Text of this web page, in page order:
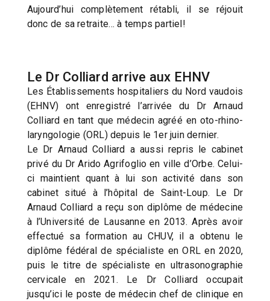
Aujourd’hui complètement rétabli, il se réjouit
donc de sa retraite… à temps partiel!
Le Dr Colliard arrive aux EHNV
Les Établissements hospitaliers du Nord vaudois
(EHNV) ont enregistré l’arrivée du Dr Arnaud
Colliard en tant que médecin agréé en oto-rhino-
laryngologie (ORL) depuis le 1er juin dernier.
Le Dr Arnaud Colliard a aussi repris le cabinet
privé du Dr Arido Agrifoglio en ville d’Orbe. Celui-
ci maintient quant à lui son activité dans son
cabinet situé à l’hôpital de Saint-Loup. Le Dr
Arnaud Colliard a reçu son diplôme de médecine
à l’Université de Lausanne en 2013. Après avoir
effectué sa formation au CHUV, il a obtenu le
diplôme fédéral de spécialiste en ORL en 2020,
puis le titre de spécialiste en ultrasonographie
cervicale en 2021. Le Dr Colliard occupait
jusqu’ici le poste de médecin chef de clinique en